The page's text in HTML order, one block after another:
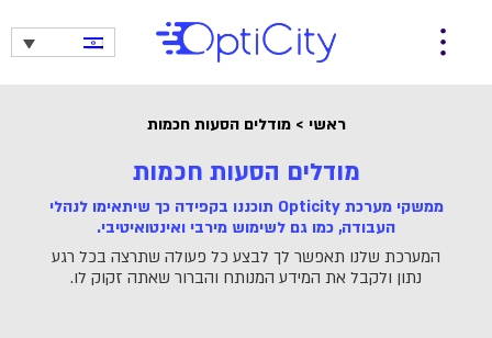
ראשי >מודלים הסעות חכמות
מודלים הסעות חכמות
ממשקי מערכת Opticity תוכננו בקפידה כך שיתאימו לנהלי
העבודה, כמו גם לשימוש מירבי ואינטואיטיבי.
המערכת שלנו תאפשר לך לבצע כל פעולה שתרצה בכל רגע
נתון ולקבל את המידע המנותח והברור שאתה זקוק לו.